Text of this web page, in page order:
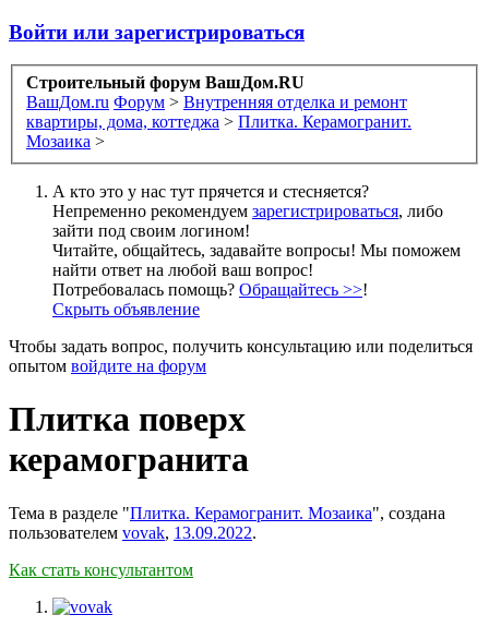
Войти или зарегистрироваться
Строительный форум ВашДом.RU
ВашДом.ru Форум > Внутренняя отделка и ремонт
квартиры, дома, коттеджа > Плитка. Керамогранит.
Мозаика >
А кто это у нас тут прячется и стесняется?
Непременно рекомендуем зарегистрироваться, либо
зайти под своим логином!
Читайте, общайтесь, задавайте вопросы! Мы поможем
найти ответ на любой ваш вопрос!
Потребовалась помощь? Обращайтесь >>!
Скрыть объявление
Чтобы задать вопрос, получить консультацию или поделиться
опытом войдите на форум
Плитка поверх
керамогранита
Тема в разделе "Плитка. Керамогранит. Мозаика", создана
пользователем vovak, 13.09.2022.
Как стать консультантом